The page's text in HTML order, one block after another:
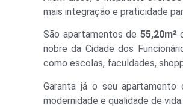
mais integração e praticidade
São apartamentos de 55,20m²
nobre da Cidade dos
como escolas, faculdades,
Garanta já o seu apartamento
modernidade e qualidade de vida.